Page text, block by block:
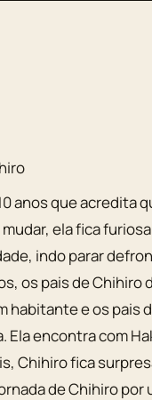
anos que acredita
ela fica
indo parar
os pais de Chihiro
habitante e os pais
encontra com
Chihiro fica
de Chihiro